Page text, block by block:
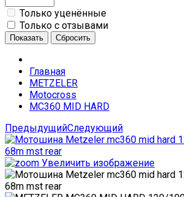
Только уценённые
Только с отзывами
Показать Сбросить
Главная
METZELER
Motocross
MC360 MID HARD
ПредыдущийСледующий
Увеличить изображение